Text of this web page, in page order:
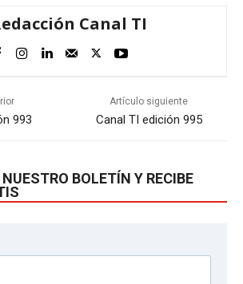
Canal TI
993
Artículo siguiente
Canal TI edición 995
BOLETÍN Y RECIBE